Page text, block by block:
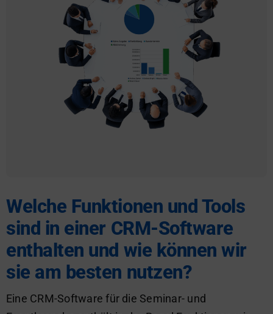
Welche Funktionen und Tools
sind in einer CRM-Software
enthalten und wie können wir
sie am besten nutzen?
Eine CRM-Software für die Seminar- und